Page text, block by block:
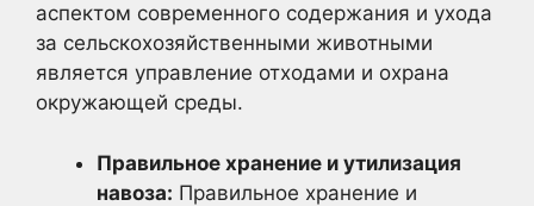
аспектом современного содержания и ухода
за сельскохозяйственными животными
является управление отходами и охрана
окружающей среды.
Правильное хранение и утилизация
навоза: Правильное хранение и